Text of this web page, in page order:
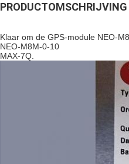
PRODUCTOMSCHRIJVING
Klaar om de GPS-module NEO-
NEO-M8M-0-10
MAX-7Q.